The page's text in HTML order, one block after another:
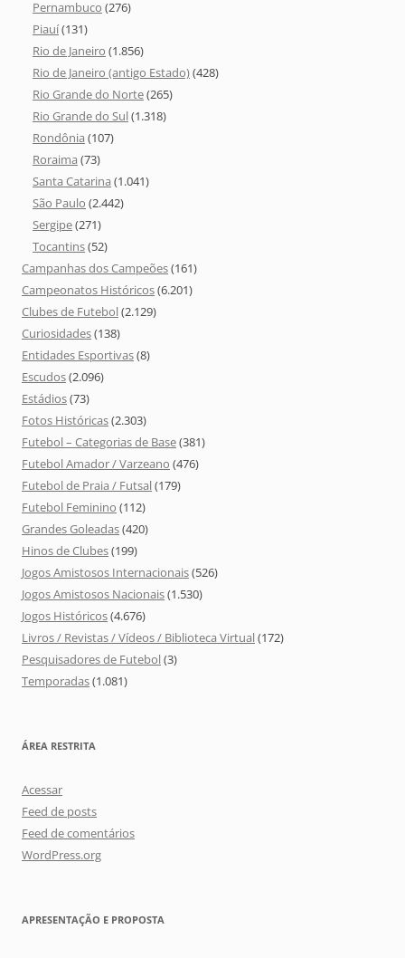
Pernambuco (276)
Piauí(131)
Rio de Janeiro (1.856)
Rio de Janeiro (antigo Estado)(428)
Rio Grande do Norte(265)
Rio Grande do Sul(1.318)
Rondônia (107)
Roraima (73)
Santa Catarina (1.041)
São Paulo (2.442)
Sergipe(271)
Tocantins(52)
Campanhas dos Campeões(161)
Campeonatos Históricos(6.201)
Clubes de Futebol(2.129)
Curiosidades(138)
Entidades Esportivas(8)
Escudos(2.096)
Estádios(73)
Fotos Históricas(2.303)
Futebol – Categorias de Base(381)
Futebol Amador / Varzeano (476)
Futebol de Praia / Futsal(179)
Futebol Feminino (112)
Grandes Goleadas(420)
Hinos de Clubes(199)
Jogos Amistosos Internacionais(526)
Jogos Amistosos Nacionais(1.530)
Jogos Históricos(4.676)
Livros / Revistas / Vídeos / Biblioteca Virtual(172)
Pesquisadores de Futebol(3)
Temporadas(1.081)
ÁREA RESTRITA
Acessar
Feed de posts
Feed de comentários
WordPress.org
APRESENTAÇÃO E PROPOSTA